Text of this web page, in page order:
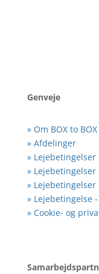
Genveje
» Om BOX to BOX
» Afdelinger
» Lejebetingelser
» Lejebetingelser
»
» Lejebetingelse
» Cookie- og